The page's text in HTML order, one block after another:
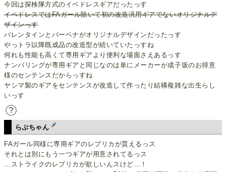
今回は探検隊方式のイベドレスギアだったっす
イベドレスではFAガール除いて初の改造汎用ギアでないオリジナルデ
ザインっす
バレンタインとバーベナがオリジナルデザインだったっす
やっトラ以降既成品の改造型が続いていたっすね
何れも性能も高くて専用ギアより便利な場面さえあるっす
ナンバリングが専用ギアと同じなのは単にメーカーが成子坂のお得意
様のセンテンスだからっすね
ヤシマ製のギアをセンテンスが改造して作ったり結構複雑な出生らし
いっす
らぷちゃん
FAガール同様に専用ギアのレプリカが貰えるっス
それとは別にもう一つギアが用意されてるっス
…ストライクのレプリカが欲しいんスけど…！